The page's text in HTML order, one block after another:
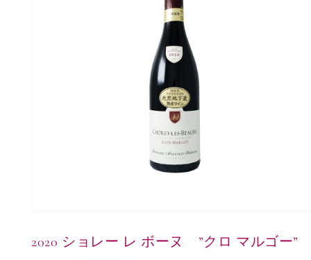
ダ
2020 ショレー レ ボーヌ ”クロ マルゴー”